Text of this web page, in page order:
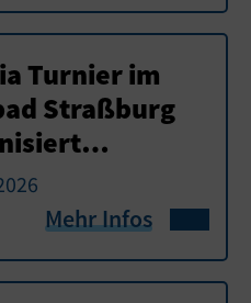
Turnier im
Straßburg
Mehr Infos